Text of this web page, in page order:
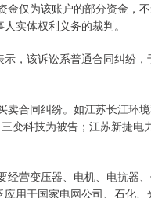
仅为该账户的部分资金，
实体权利义务的裁判。
，该诉讼系普通合同纠纷
合同纠纷。如江苏长江环
变科技为被告；江苏新捷
营变压器、电机、电抗器
用于国家电网公司、石化